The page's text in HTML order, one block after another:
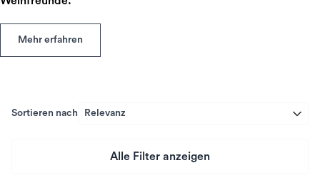
Mehr erfahren
Sortieren nach Relevanz
Alle Filter anzeigen